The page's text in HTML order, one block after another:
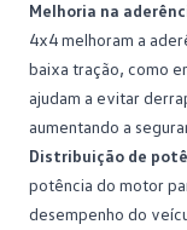
Melhoria na
4x4 melhoram a
baixa tração, como
ajudam a evitar
aumentando a
Distribuição de
potência do motor
desempenho do